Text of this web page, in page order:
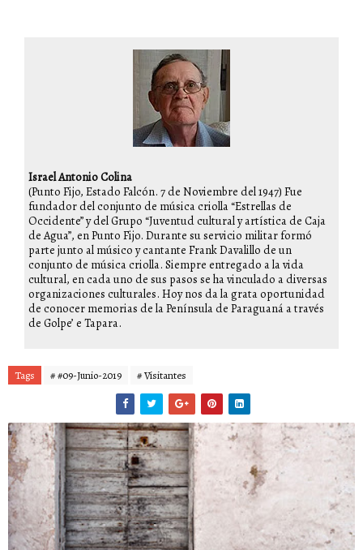
Israel Antonio Colina
(Punto Fijo, Estado Falcón. 7 de Noviembre del 1947) Fue
fundador del conjunto de música criolla “Estrellas de
Occidente” y del Grupo “Juventud cultural y artística de Caja
de Agua”, en Punto Fijo. Durante su servicio militar formó
parte junto al músico y cantante Frank Davalillo de un
conjunto de música criolla. Siempre entregado a la vida
cultural, en cada uno de sus pasos se ha vinculado a diversas
organizaciones culturales. Hoy nos da la grata oportunidad
de conocer memorias de la Península de Paraguaná a través
de Golpe’ e Tapara.
Tags # #09-Junio-2019 # Visitantes